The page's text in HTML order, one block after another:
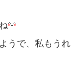
うで、私もう